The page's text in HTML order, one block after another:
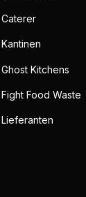
Caterer
Kantinen
Ghost Kitchens
Fight Food Waste
Lieferanten